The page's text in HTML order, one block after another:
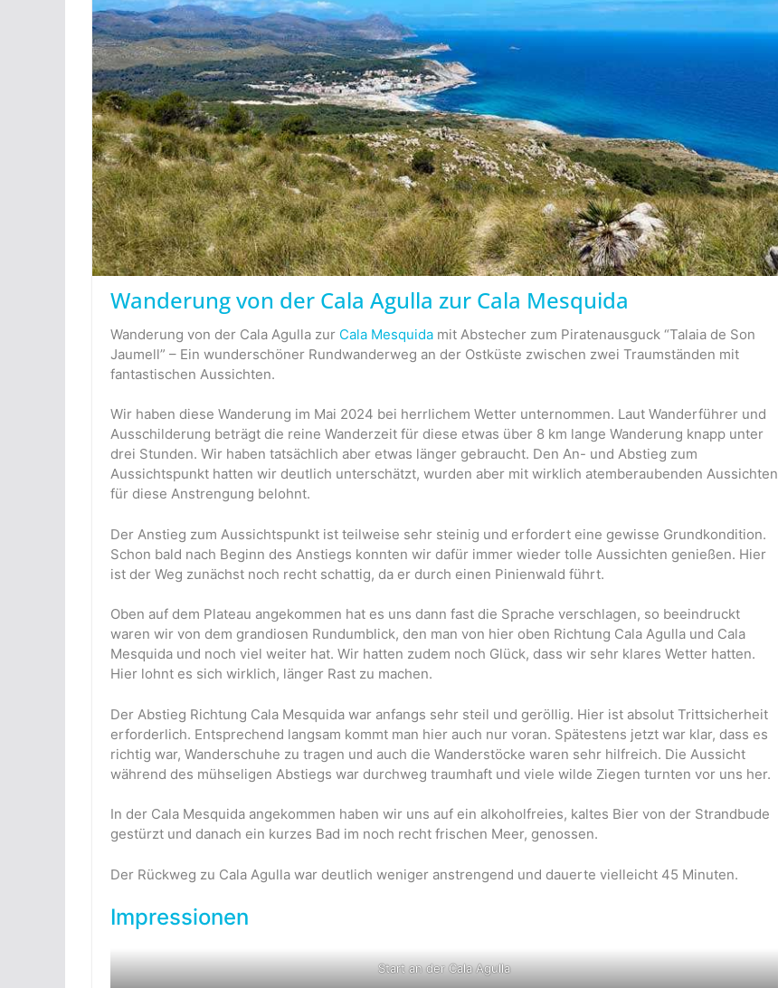
Wanderung von der Cala Agulla zur Cala Mesquida
Wanderung von der Cala Agulla zur Cala Mesquida mit Abstecher zum Piratenausguck “Talaia de Son
Jaumell” – Ein wunderschöner Rundwanderweg an der Ostküste zwischen zwei Traumständen mit
fantastischen Aussichten.
Wir haben diese Wanderung im Mai 2024 bei herrlichem Wetter unternommen. Laut Wanderführer und
Ausschilderung beträgt die reine Wanderzeit für diese etwas über 8 km lange Wanderung knapp unter
drei Stunden. Wir haben tatsächlich aber etwas länger gebraucht. Den An- und Abstieg zum
Aussichtspunkt hatten wir deutlich unterschätzt, wurden aber mit wirklich atemberaubenden Aussichten
für diese Anstrengung belohnt.
Der Anstieg zum Aussichtspunkt ist teilweise sehr steinig und erfordert eine gewisse Grundkondition.
Schon bald nach Beginn des Anstiegs konnten wir dafür immer wieder tolle Aussichten genießen. Hier
ist der Weg zunächst noch recht schattig, da er durch einen Pinienwald führt.
Oben auf dem Plateau angekommen hat es uns dann fast die Sprache verschlagen, so beeindruckt
waren wir von dem grandiosen Rundumblick, den man von hier oben Richtung Cala Agulla und Cala
Mesquida und noch viel weiter hat. Wir hatten zudem noch Glück, dass wir sehr klares Wetter hatten.
Hier lohnt es sich wirklich, länger Rast zu machen.
Der Abstieg Richtung Cala Mesquida war anfangs sehr steil und geröllig. Hier ist absolut Trittsicherheit
erforderlich. Entsprechend langsam kommt man hier auch nur voran. Spätestens jetzt war klar, dass es
richtig war, Wanderschuhe zu tragen und auch die Wanderstöcke waren sehr hilfreich. Die Aussicht
während des mühseligen Abstiegs war durchweg traumhaft und viele wilde Ziegen turnten vor uns her.
In der Cala Mesquida angekommen haben wir uns auf ein alkoholfreies, kaltes Bier von der Strandbude
gestürzt und danach ein kurzes Bad im noch recht frischen Meer, genossen.
Der Rückweg zu Cala Agulla war deutlich weniger anstrengend und dauerte vielleicht 45 Minuten.
Impressionen
Start an der Cala Agulla